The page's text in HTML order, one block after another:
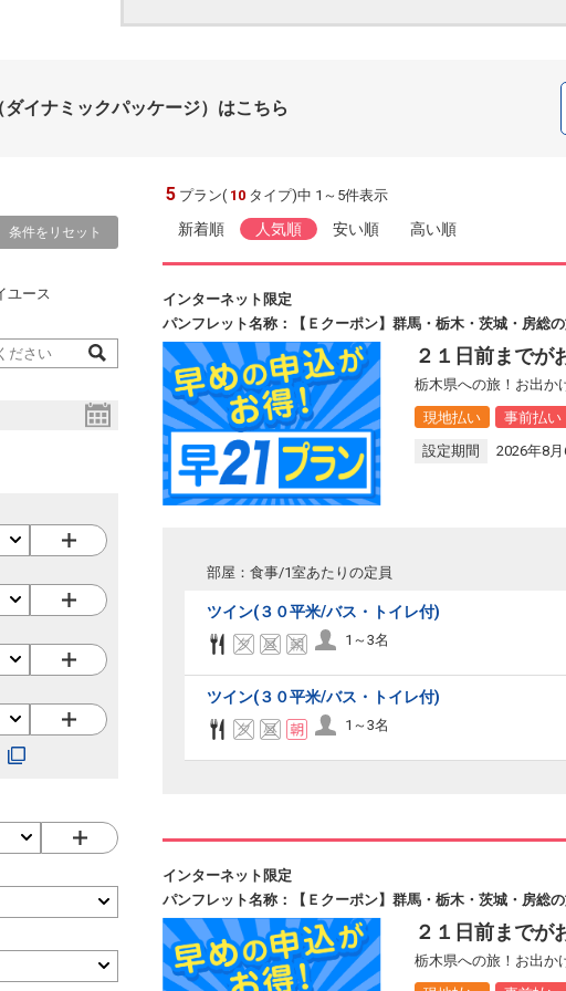
ダイナミックパッケージ）はこちら
条件をリセット
ユース
5 プラン( 10 タイプ)中 1～5件表示
新着順 人気順 安い順 高い順
インターネット限定
パンフレット名称：【Ｅクーポン】群馬・栃木・茨城・房総
２１日前までが
栃木県への旅！お出
現地払い
事前払い
設定期間
2026年8
部屋：食事/1室あたりの定員
ツイン(３０平米/バス・トイレ付)
1～3名
ツイン(３０平米/バス・トイレ付)
1～3名
インターネット限定
パンフレット名称：【Ｅクーポン】群馬・栃木・茨城・房総
２１日前までが
栃木県への旅！お出